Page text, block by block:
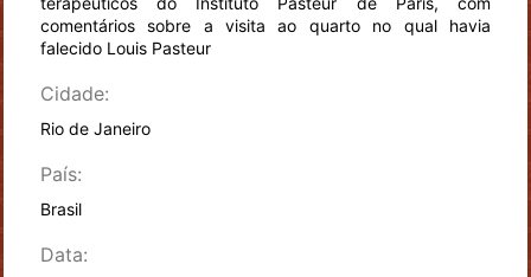
comentários sobre a visita ao quarto no qual havia
falecido Louis Pasteur
Cidade:
Rio de Janeiro
País:
Brasil
Data: